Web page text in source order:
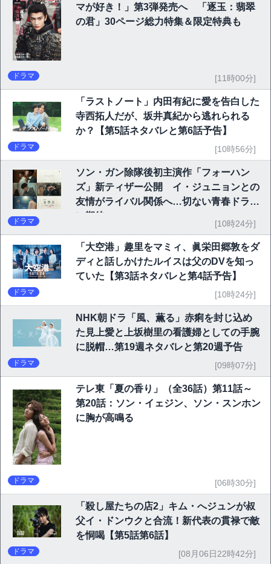
マが好き！」第3弾発売へ 「逐玉：翡翠
の君」30ページ総力特集＆限定特典も
ドラマ [11時00分]
「ラストノート」内田有紀に愛を告白した
寺西拓人だが、坂井真紀から逃れられる
か？【第5話ネタバレと第6話予告】
ドラマ [10時56分]
ソン・ガン除隊後初主演作「フォーハン
ズ」新ティザー公開 イ・ジュニョンとの
友情がライバル関係へ…切ない青春ドラマ
に期待
ドラマ [10時24分]
「大空港」趣里をマミィ、眞栄田郷敦をダ
ディと話しかけたルイスは父のDVを知っ
ていた【第3話ネタバレと第4話予告】
ドラマ [10時24分]
NHK朝ドラ「風、薫る」赤痢を封じ込め
た見上愛と上坂樹里の看護婦としての手腕
に脱帽…第19週ネタバレと第20週予告
ドラマ [09時07分]
テレ東「夏の香り」（全36話）第11話～
第20話：ソン・イェジン、ソン・スンホン
に胸が高鳴る
ドラマ [06時30分]
「殺し屋たちの店2」キム・へジュンが叔
父イ・ドンウクと合流！新代表の貫禄で敵
を恫喝【第5話第6話】
ドラマ [08月06日22時42分]